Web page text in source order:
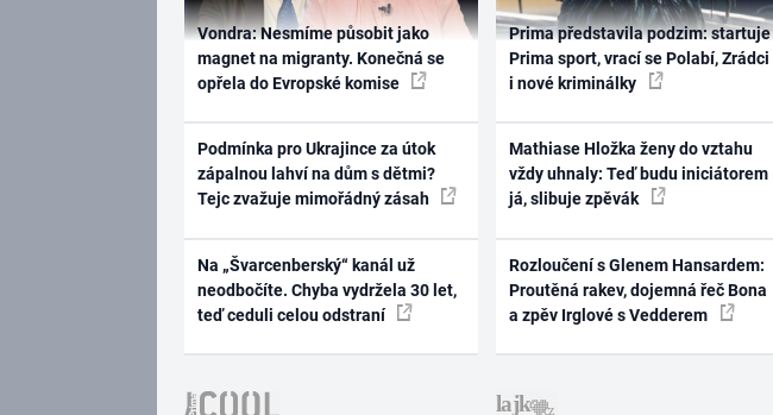
Vondra: Nesmíme působit jako
magnet na migranty. Konečná se
opřela do Evropské komise
Podmínka pro Ukrajince za útok
zápalnou lahví na dům s dětmi?
Tejc zvažuje mimořádný zásah
Na „Švarcenberský“ kanál už
neodbočíte. Chyba vydržela 30 let,
teď ceduli celou odstraní
Prima představila podzim: startuje
Prima sport, vrací se Polabí, Zrádci
i nové kriminálky
Mathiase Hložka ženy do vztahu
vždy uhnaly: Teď budu iniciátorem
já, slibuje zpěvák
Rozloučení s Glenem Hansardem:
Proutěná rakev, dojemná řeč Bona
a zpěv Irglové s Vedderem